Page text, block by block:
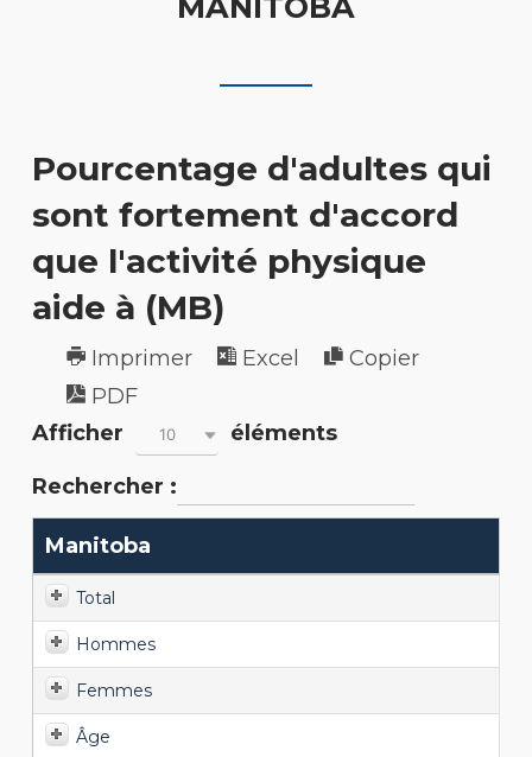
Pourcentage d'adultes qui
sont fortement d'accord
que l'activité physique
aide à (MB)
Imprimer Excel
Copier
PDF
Afficher
10 éléments
Rechercher :
Manitoba
Total
Hommes
Femmes
Âge